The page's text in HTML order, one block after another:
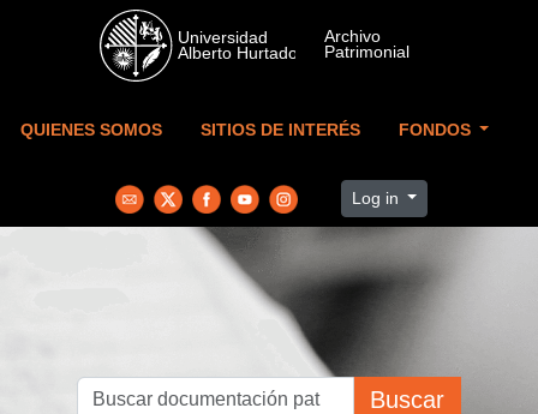
Skip to main content
QUIENES SOMOS SITIOS DE INTERÉS FONDOS
Log in
Buscar